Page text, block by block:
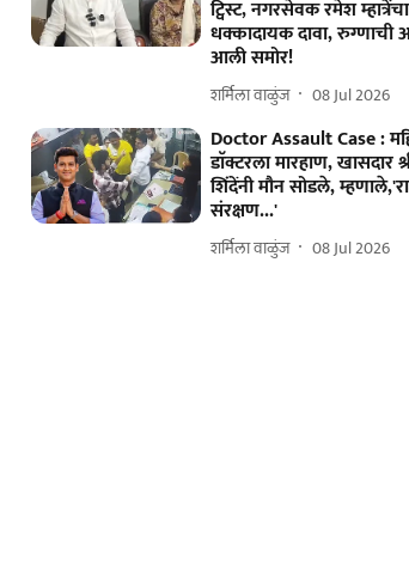
ट्विस्ट, नगरसेवक रमेश म्हात्रेंचा
धक्कादायक दावा, रुग्णाची
आली समोर!
शर्मिला वाळुंज 08 Jul 2026
Doctor Assault Case :
डाॅक्टरला मारहाण, खासदार
शिंदेंनी मौन सोडले,
संरक्षण...'
शर्मिला वाळुंज 08 Jul 2026